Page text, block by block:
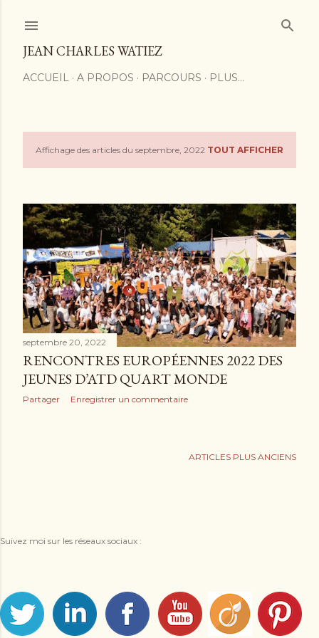
JEAN CHARLES WATIEZ
ACCUEIL A PROPOS PARCOURS PLUS…
A
t
i
c
l
e
s
Affichage des articles du septembre, 2022 TOUT AFFICHER
septembre 20, 2022
RENCONTRES EUROPÉENNES 2022 DES
JEUNES D’ATD QUART MONDE
Partager Enregistrer un commentaire
ARTICLES PLUS ANCIENS
Suivez moi sur les réseaux sociaux :